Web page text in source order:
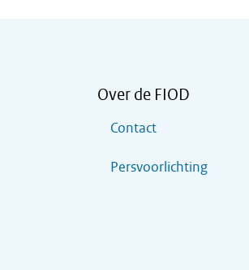
Over de FIOD
Contact
Persvoorlichting